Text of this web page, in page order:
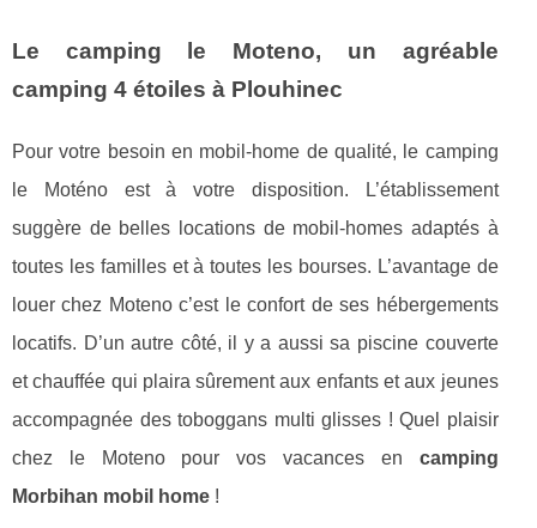
Le camping le Moteno, un agréable
camping 4 étoiles à Plouhinec
Pour votre besoin en mobil-home de qualité, le camping
le Moténo est à votre disposition. L’établissement
suggère de belles locations de mobil-homes adaptés à
toutes les familles et à toutes les bourses. L’avantage de
louer chez Moteno c’est le confort de ses hébergements
locatifs. D’un autre côté, il y a aussi sa piscine couverte
et chauffée qui plaira sûrement aux enfants et aux jeunes
accompagnée des toboggans multi glisses ! Quel plaisir
chez le Moteno pour vos vacances en camping
Morbihan mobil home !